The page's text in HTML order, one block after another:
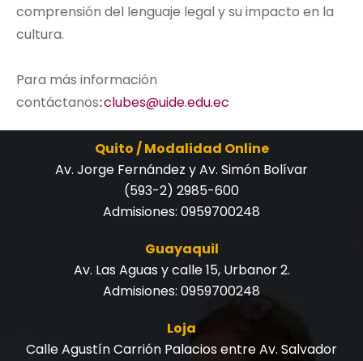
comprensión del lenguaje legal y su impacto en la
cultura.
Para más información
contáctanos:clubes@uide.edu.ec
Quito / Modalidad Online
Av. Jorge Fernández y Av. Simón Bolívar
(593-2) 2985-600
Admisiones: 0959700248
Guayaquil
Av. Las Aguas y calle 15, Urbanor 2.
Admisiones: 0959700248
Loja
Calle Agustín Carrión Palacios entre Av. Salvador